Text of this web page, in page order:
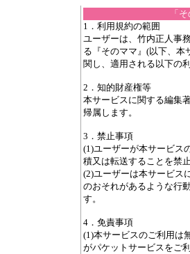
「
1．利用規約の範囲
ユーザーは、竹内正人事
る『そのママ』(以下、本
関し、適用される以下の
2．知的財産権等
本サービスに関する編集
帰属します。
3．禁止事項
(1)ユーザーが本サービス
積又は転送することを禁
(2)ユーザーは本サービス
のおそれがあるような行
す。
4．免責事項
(1)本サービスのご利用は
がパケットサービスをご